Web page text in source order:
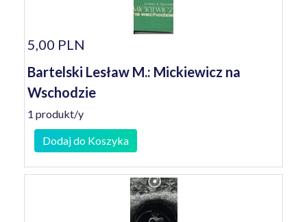
5,00 PLN
Bartelski Lesław M.: Mickiewicz na
Wschodzie
1 produkt/y
Dodaj do Koszyka